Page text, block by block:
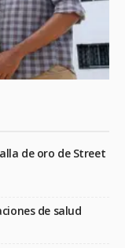
de oro de Street
de salud